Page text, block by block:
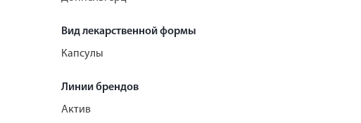
Вид лекарственной формы
Капсулы
Линии брендов
Актив